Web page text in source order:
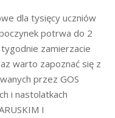
dla tysięcy uczniów
potrwa do 2
zamierzacie
warto zapoznać się z
przez GOS
i nastolatkach
I